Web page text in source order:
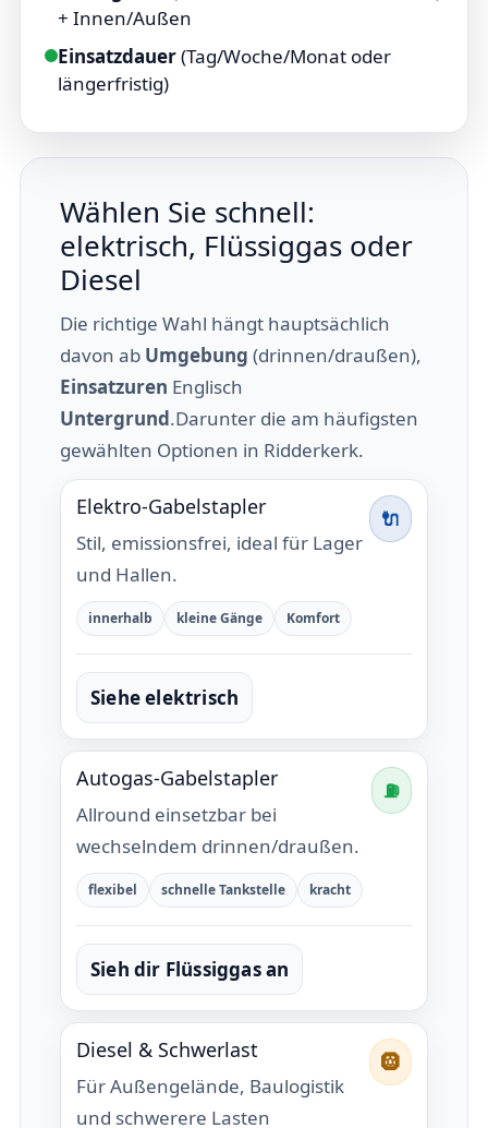
+ Innen/Außen
Einsatzdauer(Tag/Woche/Monat oder
längerfristig)
Wählen Sie schnell:
elektrisch, Flüssiggas oder
Diesel
Die richtige Wahl hängt hauptsächlich
davon ab Umgebung (drinnen/draußen),
Einsatzuren Englisch
Untergrund.Darunter die am häufigsten
gewählten Optionen in Ridderkerk.
Elektro-Gabelstapler
Stil, emissionsfrei, ideal für Lager
und Hallen.
🔌
innerhalb kleine Gänge Komfort
Siehe elektrisch
Autogas-Gabelstapler
Allround einsetzbar bei
wechselndem drinnen/draußen.
⛽
flexibel schnelle Tankstelle kracht
Sieh dir Flüssiggas an
Diesel & Schwerlast
Für Außengelände, Baulogistik
und schwerere Lasten
🛞